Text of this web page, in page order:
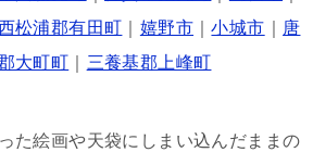
西松浦郡有田町 嬉野市 ｜小城市
唐
大町町 三養基郡上峰町
た絵画や天袋にしまい込んだままの